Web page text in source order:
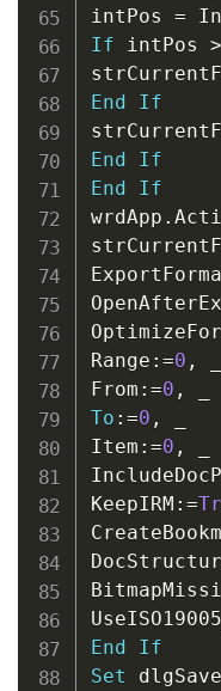
intPos =
If intPos >
End
If
End
If
End
If
wrdApp .
OptimizeFor
Range : =0 ,
From : =0 ,
To : =0 ,
Item : =0 ,
KeepIRM : =
End
If
Set